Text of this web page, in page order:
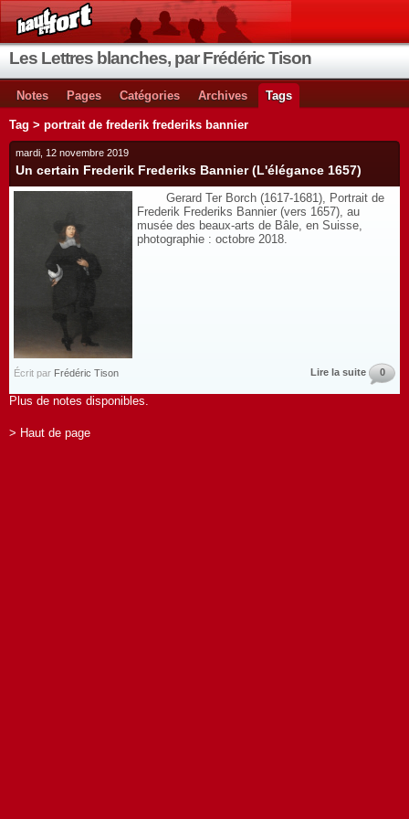
Les Lettres blanches, par Frédéric Tison
Notes Pages Catégories Archives Tags
Tag > portrait de frederik frederiks bannier
mardi, 12 novembre 2019
Un certain Frederik Frederiks Bannier (L'élégance 1657)
Gerard Ter Borch (1617-1681), Portrait de
Frederik Frederiks Bannier (vers 1657), au
musée des beaux-arts de Bâle, en Suisse,
photographie : octobre 2018.
Écrit par Frédéric Tison Lire la suite 0
Plus de notes disponibles.
> Haut de page